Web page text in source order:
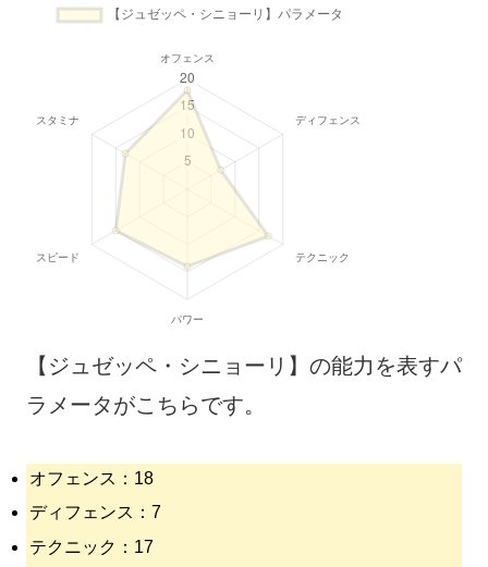
【ジュゼッペ・シニョーリ】の能力を表すパ
ラメータがこちらです。
オフェンス：18
ディフェンス：7
テクニック：17